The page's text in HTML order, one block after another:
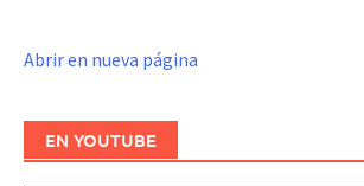
Abrir en nueva página
EN YOUTUBE